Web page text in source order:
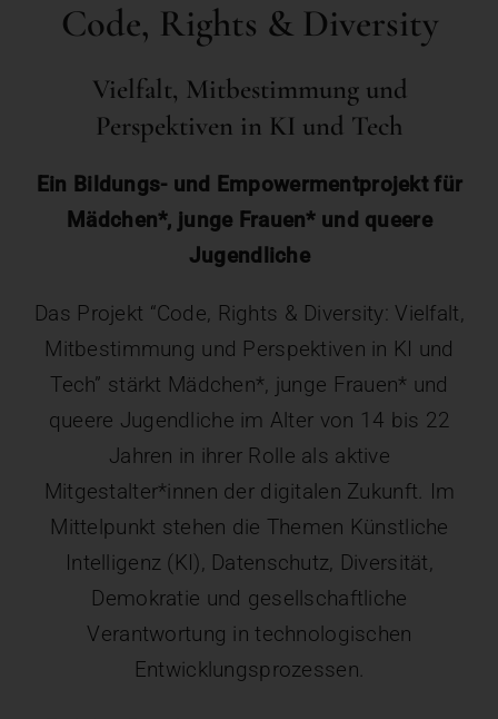
Code, Rights & Diversity
Vielfalt, Mitbestimmung und
Perspektiven in KI und Tech
Ein Bildungs- und Empowermentprojekt für
Mädchen*, junge Frauen* und queere
Jugendliche
Das Projekt “Code, Rights & Diversity: Vielfalt,
Mitbestimmung und Perspektiven in KI und
Tech” stärkt Mädchen*, junge Frauen* und
queere Jugendliche im Alter von 14 bis 22
Jahren in ihrer Rolle als aktive
Mitgestalter*innen der digitalen Zukunft. Im
Mittelpunkt stehen die Themen Künstliche
Intelligenz (KI), Datenschutz, Diversität,
Demokratie und gesellschaftliche
Verantwortung in technologischen
Entwicklungsprozessen.